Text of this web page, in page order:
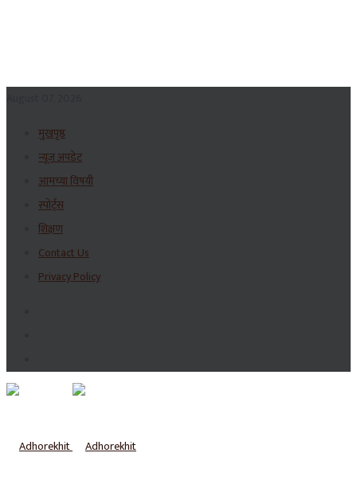
मुखपृष्ठ
न्यूज अपडेट
आमच्या विषयी
स्पोर्ट्स
शिक्षण
Contact Us
Privacy Policy